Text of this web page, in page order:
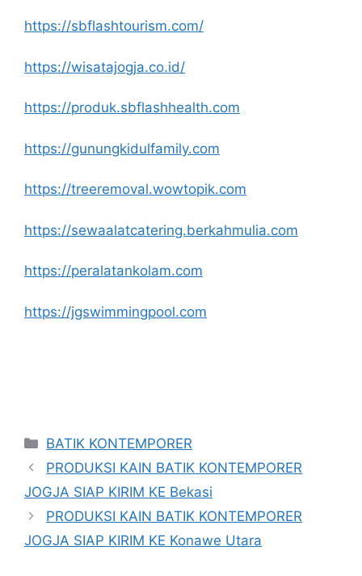
https://sbflashtourism.com/
https://wisatajogja.co.id/
https://produk.sbflashhealth.com
https://gunungkidulfamily.com
https://treeremoval.wowtopik.com
https://sewaalatcatering.berkahmulia.com
https://peralatankolam.com
https://jgswimmingpool.com
Categories
BATIK KONTEMPORER
PRODUKSI KAIN BATIK KONTEMPORER
JOGJA SIAP KIRIM KE Bekasi
PRODUKSI KAIN BATIK KONTEMPORER
JOGJA SIAP KIRIM KE Konawe Utara